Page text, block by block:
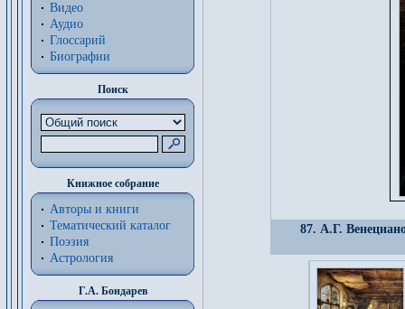
Видео
Аудио
Глоссарий
Биографии
Поиск
Книжное собрание
Авторы и книги
Тематический каталог
Поэзия
Астрология
Г.А. Бондарев
87. А.Г.